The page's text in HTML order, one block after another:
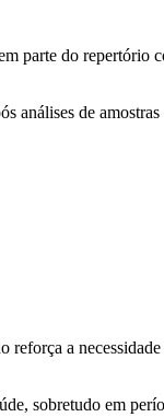
parte do repertório
análises de
a
sobretudo em